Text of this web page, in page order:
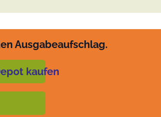
Ausgabeaufschlag.
kaufen